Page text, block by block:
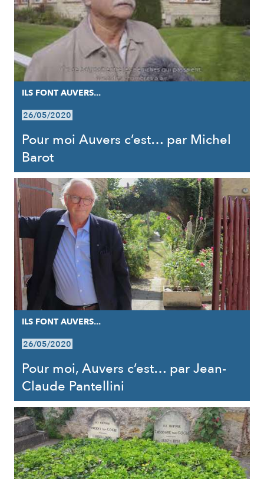
ILS FONT AUVERS...
26/05/2020
Pour moi Auvers c’est… par Michel
Barot
ILS FONT AUVERS...
26/05/2020
Pour moi, Auvers c’est… par Jean-
Claude Pantellini